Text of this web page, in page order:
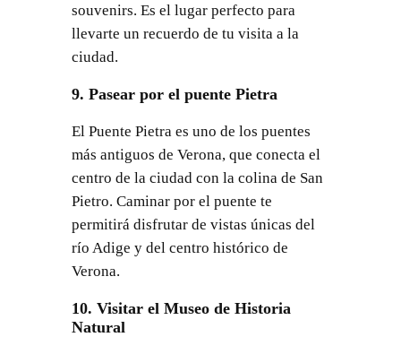
souvenirs. Es el lugar perfecto para
llevarte un recuerdo de tu visita a la
ciudad.
9. Pasear por el puente Pietra
El Puente Pietra es uno de los puentes
más antiguos de Verona, que conecta el
centro de la ciudad con la colina de San
Pietro. Caminar por el puente te
permitirá disfrutar de vistas únicas del
río Adige y del centro histórico de
Verona.
10. Visitar el Museo de Historia
Natural